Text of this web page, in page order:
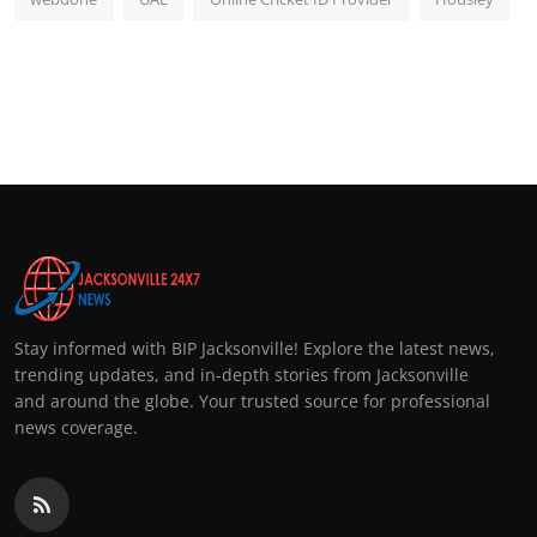
Stay informed with BIP Jacksonville! Explore the latest news,
trending updates, and in-depth stories from Jacksonville
and around the globe. Your trusted source for professional
news coverage.